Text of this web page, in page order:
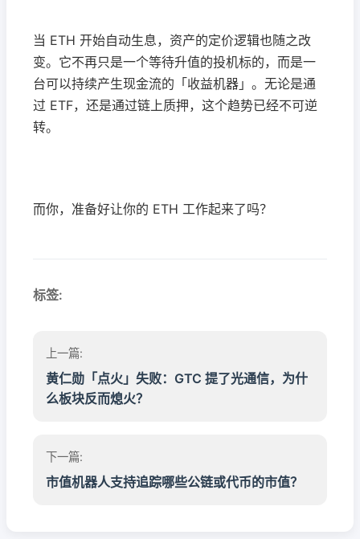
当 ETH 开始自动生息，资产的定价逻辑也随之改
变。它不再只是一个等待升值的投机标的，而是一
台可以持续产生现金流的「收益机器」。无论是通
过 ETF，还是通过链上质押，这个趋势已经不可逆
转。
而你，准备好让你的 ETH 工作起来了吗？
标签:
上一篇:
黄仁勋「点火」失败：GTC 提了光通信，为什
么板块反而熄火？
下一篇:
市值机器人支持追踪哪些公链或代币的市值？